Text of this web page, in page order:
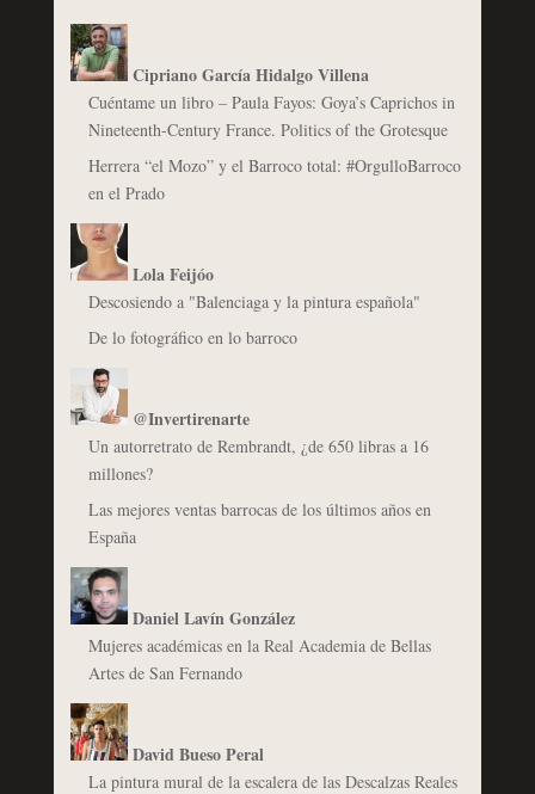
Cipriano García Hidalgo Villena
Cuéntame un libro – Paula Fayos: Goya’s Caprichos in
Nineteenth-Century France. Politics of the Grotesque
Herrera “el Mozo” y el Barroco total: #OrgulloBarroco
en el Prado
Lola Feijóo
Descosiendo a "Balenciaga y la pintura española"
De lo fotográfico en lo barroco
@Invertirenarte
Un autorretrato de Rembrandt, ¿de 650 libras a 16
millones?
Las mejores ventas barrocas de los últimos años en
España
Daniel Lavín González
Mujeres académicas en la Real Academia de Bellas
Artes de San Fernando
David Bueso Peral
La pintura mural de la escalera de las Descalzas Reales